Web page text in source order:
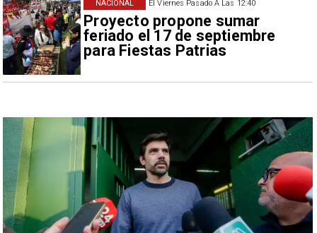
El Viernes Pasado A Las 12:40
Proyecto propone sumar
feriado el 17 de septiembre
para Fiestas Patrias
NACIONAL